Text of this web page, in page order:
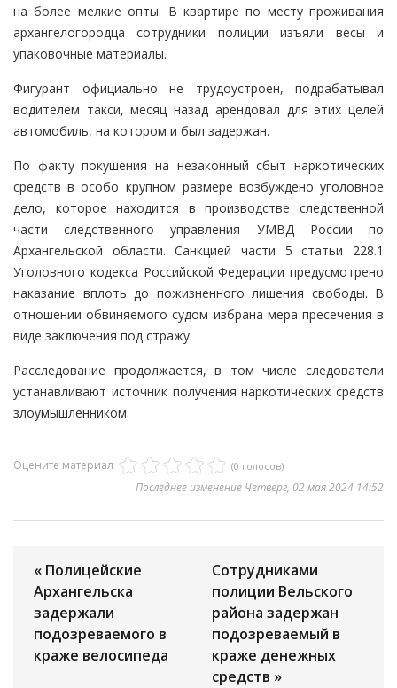
на более мелкие опты. В квартире по месту проживания
архангелогородца сотрудники полиции изъяли весы и
упаковочные материалы.
Фигурант официально не трудоустроен, подрабатывал
водителем такси, месяц назад арендовал для этих целей
автомобиль, на котором и был задержан.
По факту покушения на незаконный сбыт наркотических
средств в особо крупном размере возбуждено уголовное
дело, которое находится в производстве следственной
части следственного управления УМВД России по
Архангельской области. Санкцией части 5 статьи 228.1
Уголовного кодекса Российской Федерации предусмотрено
наказание вплоть до пожизненного лишения свободы. В
отношении обвиняемого судом избрана мера пресечения в
виде заключения под стражу.
Расследование продолжается, в том числе следователи
устанавливают источник получения наркотических средств
злоумышленником.
Оцените материал (0 голосов)
Последнее изменение Четверг, 02 мая 2024 14:52
« Полицейские
Архангельска
задержали
подозреваемого в
краже велосипеда
Cотрудниками
полиции Вельского
района задержан
подозреваемый в
краже денежных
средств »